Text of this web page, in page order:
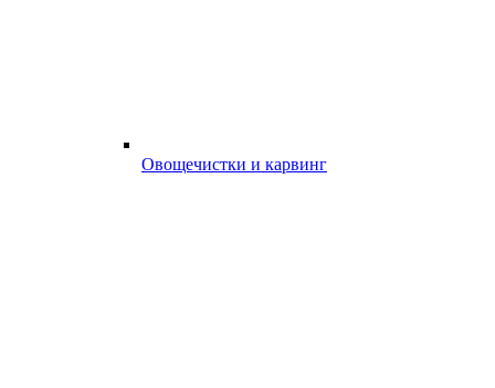
Овощечистки и карвинг